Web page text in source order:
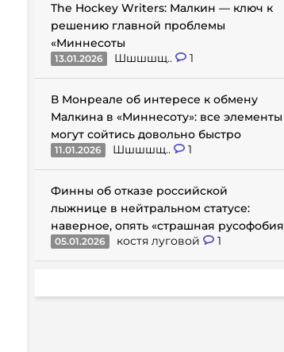
The Hockey Writers: Малкин — ключ к
решению главной проблемы
«Миннесоты
13.01.2026 Шшшшщ.. 1
В Монреале об интересе к обмену
Малкина в «Миннесоту»: все элементы
могут сойтись довольно быстро
11.01.2026 Шшшшщ.. 1
Финны об отказе российской
лыжнице в нейтральном статусе:
наверное, опять «страшная русофобия
05.01.2026 костя луговой 1